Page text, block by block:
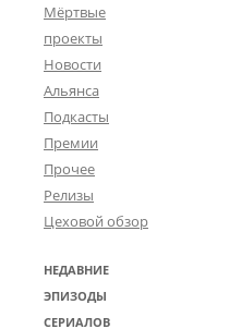
Мёртвые
проекты
Новости
Альянса
Подкасты
Премии
Прочее
Релизы
Цеховой обзор
НЕДАВНИЕ
ЭПИЗОДЫ
СЕРИАЛОВ